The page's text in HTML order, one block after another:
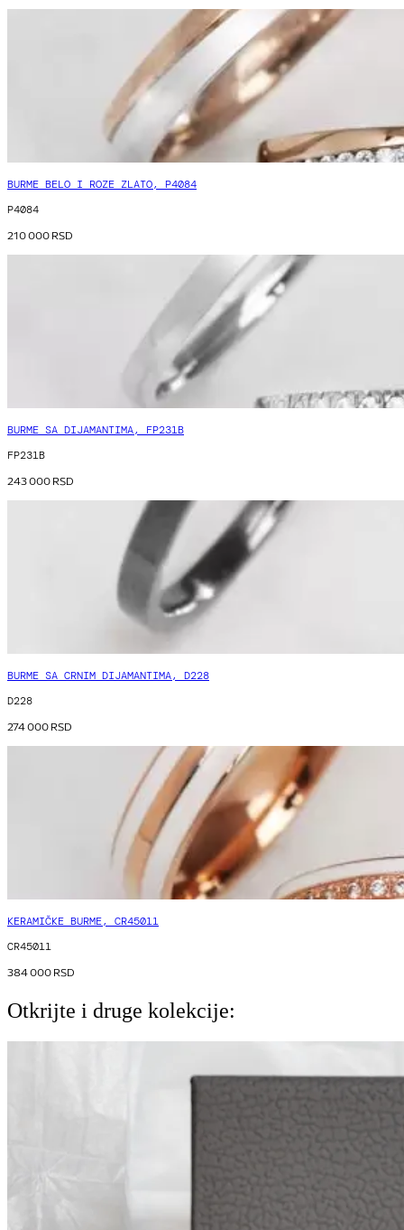
BURME BELO I ROZE ZLATO, P4084
P4084
210 000RSD
BURME SA DIJAMANTIMA, FP231B
FP231B
243 000RSD
BURME SA CRNIM DIJAMANTIMA, D228
D228
274 000RSD
KERAMIČKE BURME, CR45011
CR45011
384 000RSD
Otkrijte i druge kolekcije: